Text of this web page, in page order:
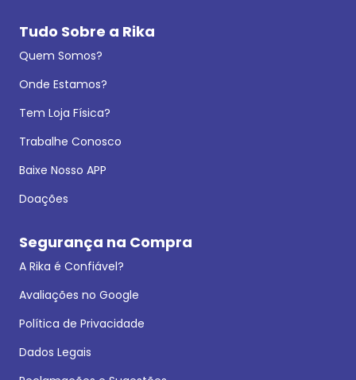
Tudo Sobre a Rika
Quem Somos?
Onde Estamos?
Tem Loja Física?
Trabalhe Conosco
Baixe Nosso APP
Doações
Segurança na Compra
A Rika é Confiável?
Avaliações no Google
Política de Privacidade
Dados Legais